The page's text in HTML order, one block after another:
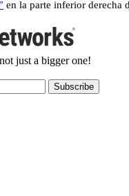
en la parte inferior derecha
just a bigger one!
Subscribe